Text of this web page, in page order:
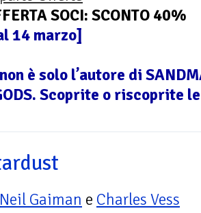
SOCI: SCONTO 40%
14 marzo]
è solo l’autore di
Scoprite o riscoprite
Neil Gaiman e Charles Vess